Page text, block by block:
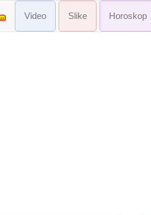
Video Slike Horoskop